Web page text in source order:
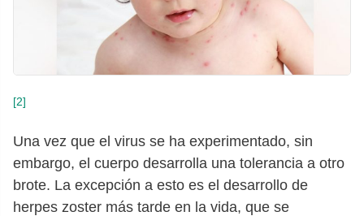
[2]
Una vez que el virus se ha experimentado, sin
embargo, el cuerpo desarrolla una tolerancia a otro
brote. La excepción a esto es el desarrollo de
herpes zoster más tarde en la vida, que se